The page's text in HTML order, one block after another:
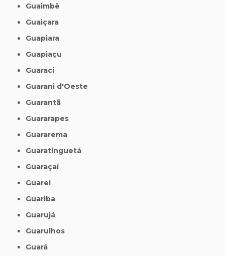
Guaimbê
Guaiçara
Guapiara
Guapiaçu
Guaraci
Guarani d'Oeste
Guarantã
Guararapes
Guararema
Guaratinguetá
Guaraçaí
Guareí
Guariba
Guarujá
Guarulhos
Guará